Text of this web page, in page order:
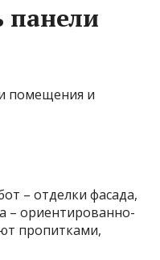
панели
– отделки фасада,
– ориентированно-
пропитками,